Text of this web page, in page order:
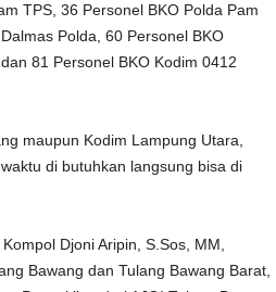
TPS, 36 Personel BKO Polda Pam
Polda, 60 Personel BKO
81 Personel BKO Kodim 0412
maupun Kodim Lampung Utara,
di butuhkan langsung bisa di
Djoni Aripin, S.Sos, MM,
Bawang dan Tulang Bawang Barat,